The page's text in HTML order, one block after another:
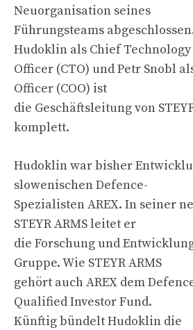
Neuorganisation seines
Führungsteams
Hudoklin als Chief Technology
Officer (CTO) und Petr Snobl
Officer (COO) ist
die Geschäftsleitung von
komplett.
Hudoklin war bisher
slowenischen Defence-
Spezialisten AREX. In seiner
STEYR ARMS leitet er
die Forschung und
Gruppe. Wie STEYR ARMS
gehört auch AREX dem
Qualified Investor Fund.
Künftig bündelt Hudoklin die